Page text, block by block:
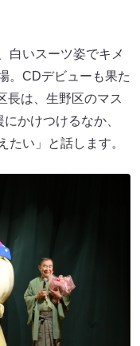
白いスーツ姿でキメ
。CDデビューも果た
長は、生野区のマス
かけつけるなか、
たい」と話します。